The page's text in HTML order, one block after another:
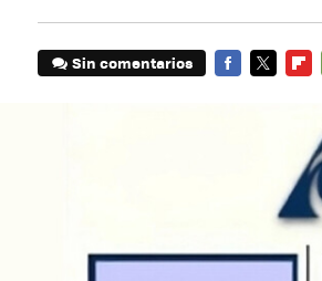
Sin comentarios